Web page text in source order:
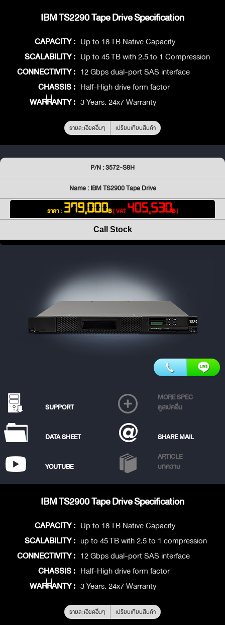
IBM TS2290 Tape Drive Specification
CAPACITY : Up to 18 TB Native Capacity
SCALABILITY : Up to 45 TB with 2.5 to 1 Compression
CONNECTIVITY : 12 Gbps dual-port SAS interface
CHASSIS : Half-High drive form factor
WARRANTY : 3 Years. 24x7 Warranty
รายละเอียดอื่นๆ เปรียบเทียบสินค้า
P/N : 3572-S8H
Name : IBM TS2900 Tape Drive
ราคา : 379,000฿[ VAT405,530฿ ]
Call Stock
SUPPORT
MORE SPEC
ดูสเปคอื่น
DATA SHEET SHARE MAIL
YOUTUBE
ARTICLE
บทความ
IBM TS2900 Tape Drive Specification
CAPACITY : Up to 18 TB Native Capacity
SCALABILITY : up to 45 TB with 2.5 to 1 compression
CONNECTIVITY : 12 Gbps dual-port SAS interface
CHASSIS : Half-High drive form factor
WARRANTY : 3 Years. 24x7 Warranty
รายละเอียดอื่นๆ เปรียบเทียบสินค้า